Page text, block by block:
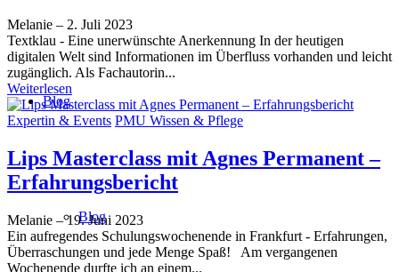
Blog
Blog
Melanie – 2. Juli 2023
Textklau - Eine unerwünschte Anerkennung In der heutigen
digitalen Welt sind Informationen im Überfluss vorhanden und leicht
zugänglich. Als Fachautorin...
Weiterlesen
Expertin & Events PMU Wissen & Pflege
Lips Masterclass mit Agnes Permanent –
Erfahrungsbericht
Melanie –19. Juni 2023
Ein aufregendes Schulungswochenende in Frankfurt - Erfahrungen,
Überraschungen und jede Menge Spaß! Am vergangenen
Wochenende durfte ich an einem...